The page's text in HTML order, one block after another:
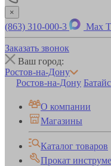
×
(863) 310-000-3 Max
Заказать звонок
Ваш город:
Ростов-на-Дону
Ростов-на-Дону
О компании
Магазины
Каталог товаров
Прокат